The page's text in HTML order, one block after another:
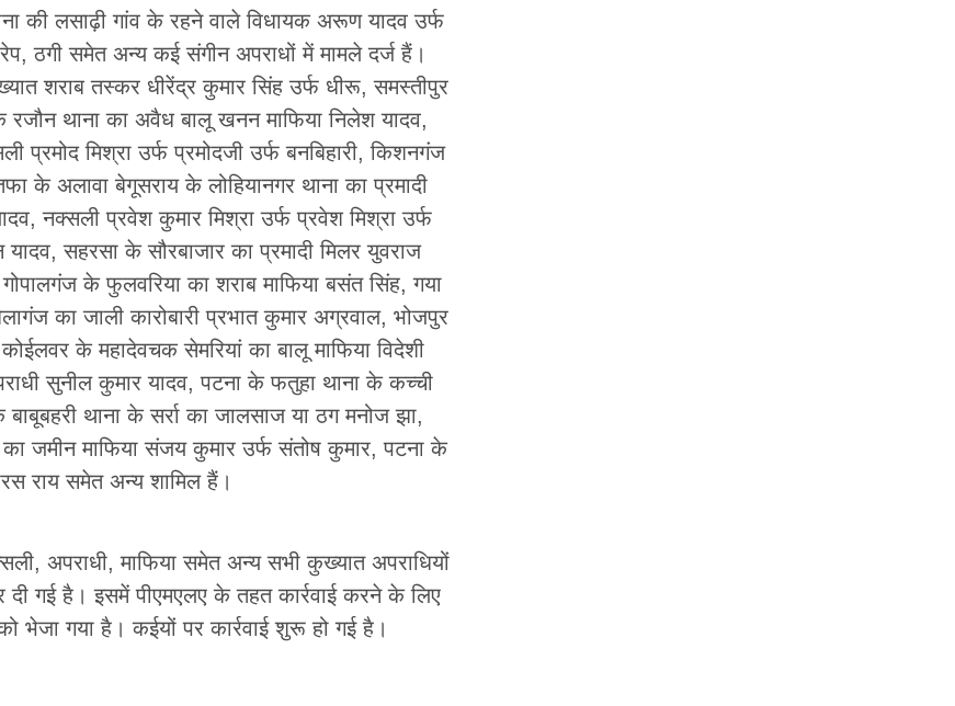
की लसाढ़ी गांव के रहने वाले विधायक अरूण यादव उर्फ
ठगी समेत अन्य कई संगीन अपराधों में मामले दर्ज हैं।
शराब तस्कर धीरेंद्र कुमार सिंह उर्फ धीरू, समस्तीपुर
थाना का अवैध बालू खनन माफिया निलेश यादव,
मिश्रा उर्फ प्रमोदजी उर्फ बनबिहारी, किशनगंज
के अलावा बेगूसराय के लोहियानगर थाना का प्रमादी
नक्सली प्रवेश कुमार मिश्रा उर्फ प्रवेश मिश्रा उर्फ
सहरसा के सौरबाजार का प्रमादी मिलर युवराज
के फुलवरिया का शराब माफिया बसंत सिंह, गया
का जाली कारोबारी प्रभात कुमार अग्रवाल, भोजपुर
के महादेवचक सेमरियां का बालू माफिया विदेशी
सुनील कुमार यादव, पटना के फतुहा थाना के कच्ची
थाना के सर्रा का जालसाज या ठग मनोज झा,
जमीन माफिया संजय कुमार उर्फ संतोष कुमार, पटना के
राय समेत अन्य शामिल हैं।
अपराधी, माफिया समेत अन्य सभी कुख्यात अपराधियों
गई है। इसमें पीएमएलए के तहत कार्रवाई करने के लिए
भेजा गया है। कईयों पर कार्रवाई शुरू हो गई है।